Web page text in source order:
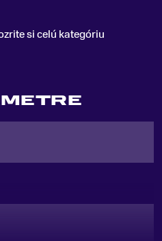
si celú kategóriu